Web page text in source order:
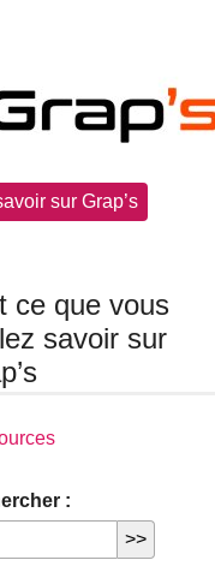
sur Grap’s
ce que vous
savoir sur
: